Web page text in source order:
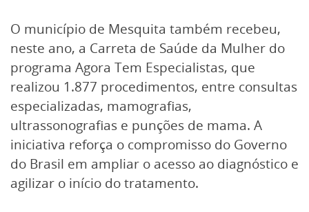
O município de Mesquita também recebeu,
neste ano, a Carreta de Saúde da Mulher do
programa Agora Tem Especialistas, que
realizou 1.877 procedimentos, entre consultas
especializadas, mamografias,
ultrassonografias e punções de mama. A
iniciativa reforça o compromisso do Governo
do Brasil em ampliar o acesso ao diagnóstico e
agilizar o início do tratamento.